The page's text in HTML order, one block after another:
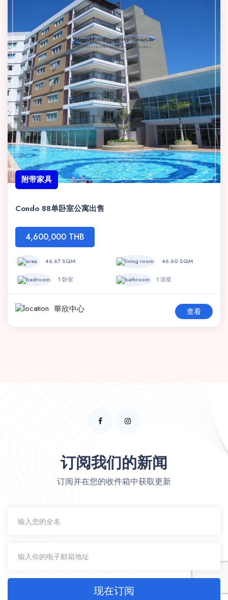
附带家具
Condo 88单卧室公寓出售
4,600,000 THB
46.67 SQM 46.60 SQM
1 卧室 1 浴室
華欣中心 查看
订阅我们的新闻
订阅并在您的收件箱中获取更新
现在订阅